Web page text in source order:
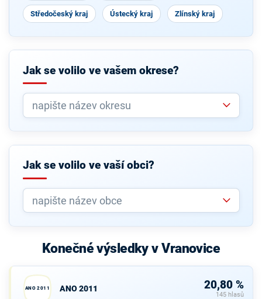
Středočeský kraj Ústecký kraj Zlínský kraj
Jak se volilo ve vašem okrese?
Jak se volilo ve vaší obci?
Konečné výsledky v Vranovice
ANO 2011 ANO 2011 20,80 %
145 hlasů